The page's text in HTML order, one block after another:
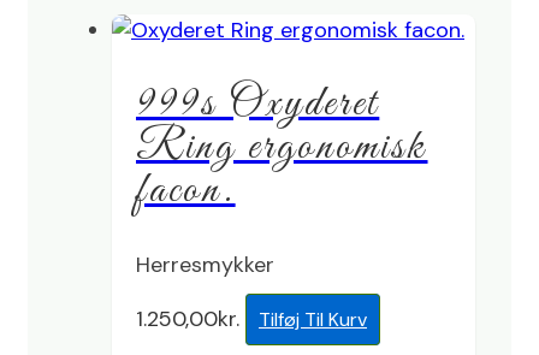
999s Oxyderet
Ring ergonomisk
facon.
Herresmykker
1.250,00kr. Tilføj Til Kurv